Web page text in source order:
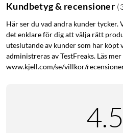
Kundbetyg & recensioner (
Här ser du vad andra kunder tycker.
det enklare för dig att välja rätt
uteslutande av kunder som har köpt
administreras av TestFreaks. Läs
www.kjell.com/se/villkor/
4.5